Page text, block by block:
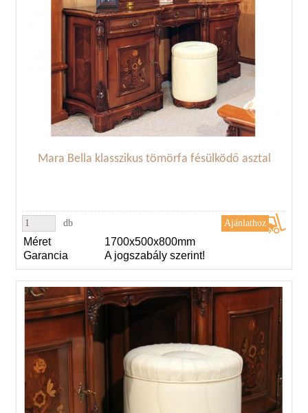
Mara Bella klasszikus tömörfa fésülködő asztal
db
Méret
1700x500x800mm
Garancia
A jogszabály szerint!